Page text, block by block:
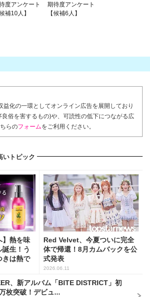
度アンケート
候補10人】
期待度アンケート
【候補6人】
益化の一環としてオンライン広告を展開しており
良俗を害するもの)や、可読性の低下につながる広
らのフォームをご利用ください。
いトピック
】熱を味
生！う
きは熱で
Red Velvet、今夏ついに完全
体で帰還！8月カムバックを公
式発表
2026.06.11
、新アルバム「BITE DISTRICT」初
枚突破！デビュ...